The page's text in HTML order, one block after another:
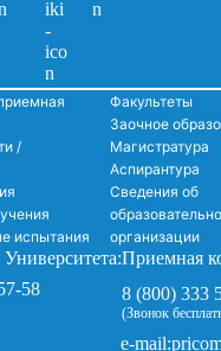
/
испытания
Факультеты
Заочное
Магистратура
Аспирантура
Сведения об
организации
58
Приемная
8 (800) 333
(Звонок
e-mail: